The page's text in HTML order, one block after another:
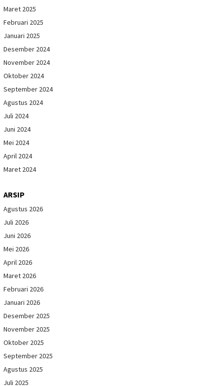
Maret 2025
Februari 2025
Januari 2025
Desember 2024
November 2024
Oktober 2024
September 2024
Agustus 2024
Juli 2024
Juni 2024
Mei 2024
April 2024
Maret 2024
ARSIP
Agustus 2026
Juli 2026
Juni 2026
Mei 2026
April 2026
Maret 2026
Februari 2026
Januari 2026
Desember 2025
November 2025
Oktober 2025
September 2025
Agustus 2025
Juli 2025